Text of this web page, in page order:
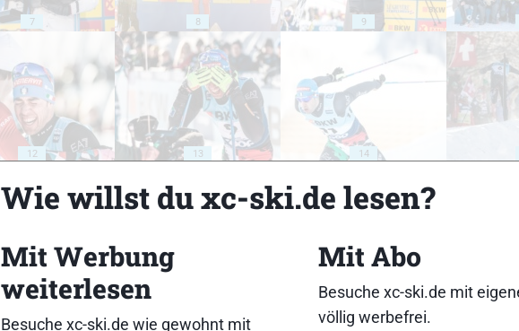
7 8 9
12 13 14
17 19
Wie willst du xc-ski.de lesen?
Mit Werbung
weiterlesen
Besuche xc-ski.de wie gewohnt mit
Mit Abo
Besuche xc-ski.de mit
völlig werbefrei.